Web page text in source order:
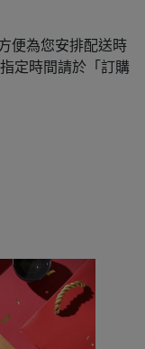
便為您安排配送時
定時間請於「訂購